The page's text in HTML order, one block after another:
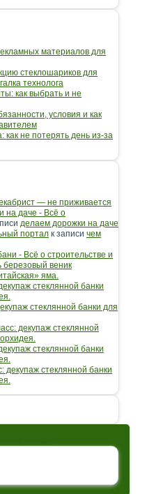
материалов для
стеклошариков для
технолога
как выбрать и не
условия и как
как не потерять день из-за
— не приживается
на даче - Всё о
делаем дорожки на даче
портал к записи чем
- Всё о строительстве и
березовый веник
яма.
стеклянной банки
стеклянной банки для
декупаж стеклянной
стеклянной банки
декупаж стеклянной банки